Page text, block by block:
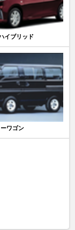
イブリッド
ワゴン